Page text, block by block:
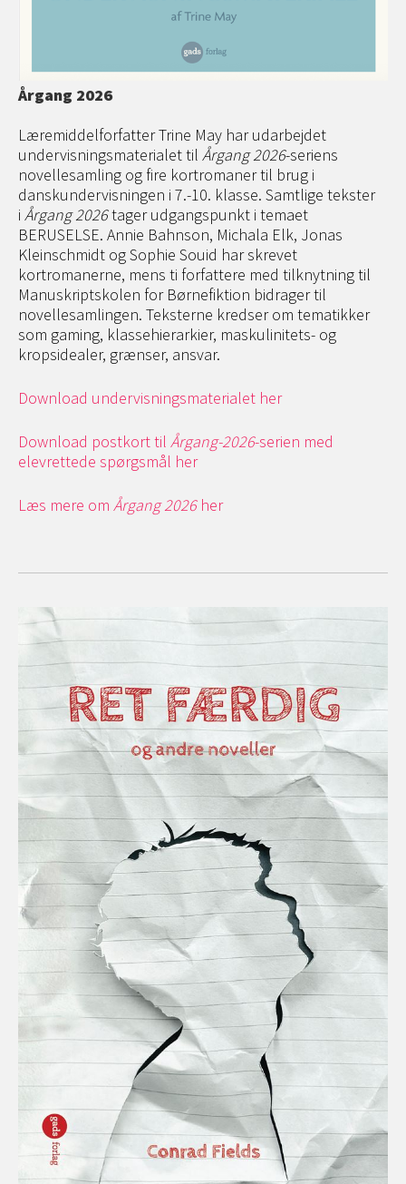
Årgang 2026
Læremiddelforfatter Trine May har udarbejdet
undervisningsmaterialet til Årgang 2026-seriens
novellesamling og fire kortromaner til brug i
danskundervisningen i 7.-10. klasse. Samtlige tekster
i Årgang 2026tager udgangspunkt i temaet
BERUSELSE. Annie Bahnson, Michala Elk, Jonas
Kleinschmidt og Sophie Souid har skrevet
kortromanerne, mens ti forfattere med tilknytning til
Manuskriptskolen for Børnefiktion bidrager til
novellesamlingen. Teksterne kredser om tematikker
som gaming, klassehierarkier, maskulinitets- og
kropsidealer, grænser, ansvar.
Download undervisningsmaterialet her
Download postkort til Årgang-2026-serien med
elevrettede spørgsmål her
Læs mere om Årgang 2026her